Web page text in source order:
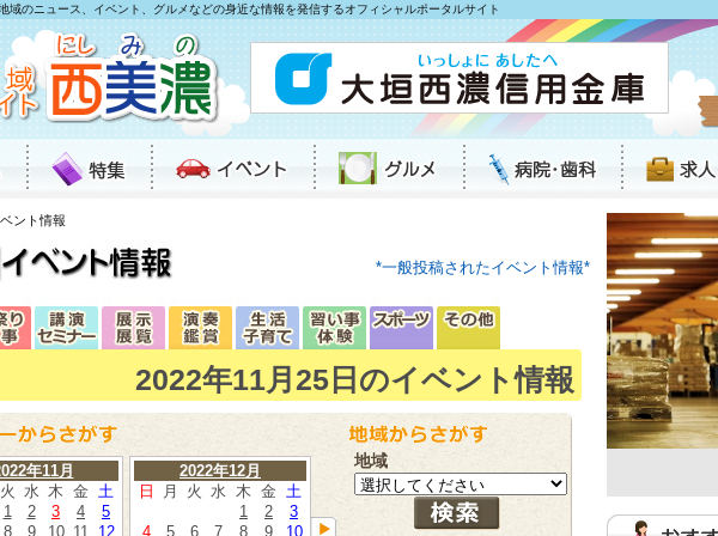
域のニュース、イベント、グルメなどの身近な情報を発信するオフィシャルポータルサイト
ント情報
*一般投稿されたイベント情報*
2022年11月25日のイベント情報
年11月
火 水 木 金 土
1
2 3 4
5
8 9 10 11 12
2022年12月
日
月 火 水 木 金 土
1
2
3
4
5 6 7 8 9 10
地域